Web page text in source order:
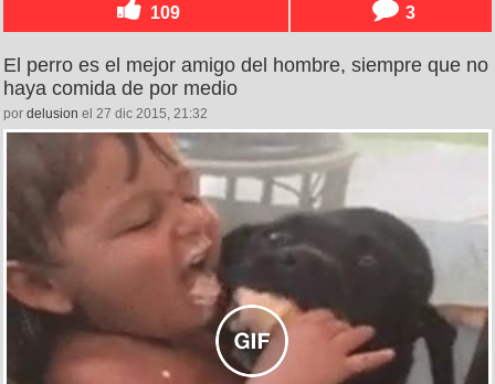
109 3
El perro es el mejor amigo del hombre, siempre que no
haya comida de por medio
por delusion el 27 dic 2015, 21:32